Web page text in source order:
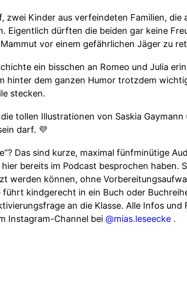
zwei Kinder aus verfeindeten Familien, die
Eigentlich dürften die beiden gar keine
vor einem gefährlichen Jäger zu
ein bisschen an Romeo und Julia
hinter dem ganzen Humor trotzdem
stecken.
tollen Illustrationen von Saskia Gaymann
darf. 💜
Das sind kurze, maximal fünfminütige
bereits im Podcast besprochen haben.
werden können, ohne
kindgerecht in ein Buch oder
an die Klasse. Alle Infos und
Instagram-Channel bei @mias.leseecke .